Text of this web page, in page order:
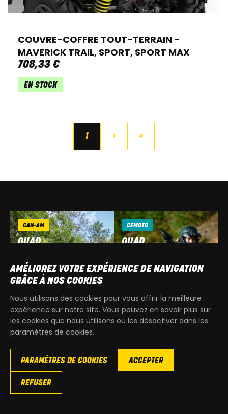
COUVRE-COFFRE TOUT-TERRAIN -
MAVERICK TRAIL, SPORT, SPORT MAX
708,33 €
EN STOCK
1 › »
CAN-AM
QUAD
CFMOTO
QUAD
KYMCO CAN-AM
AMÉLIOREZ VOTRE EXPÉRIENCE DE NAVIGATION
GRÂCE À NOS COOKIES
Nous utilisons des cookies pour vous offrir la meilleure
expérience sur notre site. Vous pouvez en savoir plus sur
les cookies que nous utilisons ou les désactiver dans les
paramètres de cookies.
PARAMÈTRES DE COOKIES ACCEPTER
REFUSER